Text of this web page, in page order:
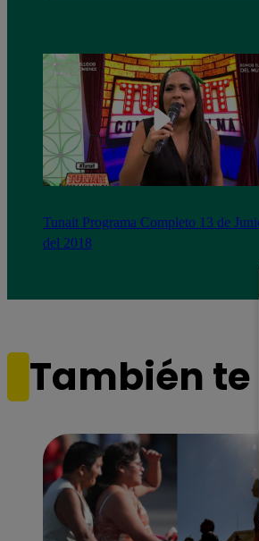
Tunait Programa Completo 13 de
del 2018
También